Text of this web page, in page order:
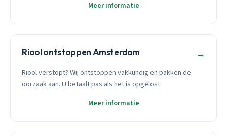
Meer informatie
Riool ontstoppen Amsterdam →
Riool verstopt? Wij ontstoppen vakkundig en pakken de
oorzaak aan. U betaalt pas als het is opgelost.
Meer informatie